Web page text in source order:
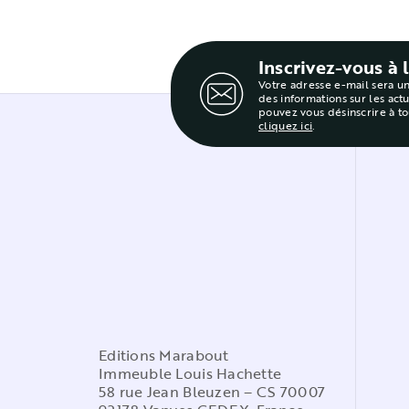
Inscrivez-vous
Votre adresse e-mail sera
des informations sur les
pouvez vous désinscrire à
cliquez ici.
Editions Marabout
Immeuble Louis Hachette
58 rue Jean Bleuzen – CS 70007